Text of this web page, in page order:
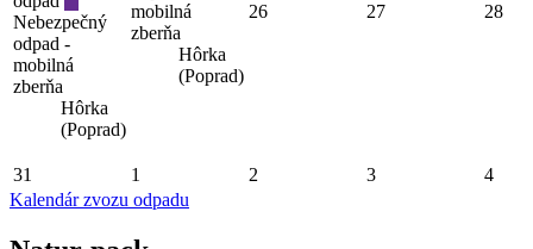
Nebezpečný
odpad -
mobilná
zberňa
Hôrka
(Poprad)
mobilná
zberňa
Hôrka
(Poprad)
26 27 28
31 1 2 3
4
Kalendár zvozu odpadu